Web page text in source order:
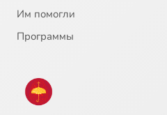
Им помогли
Программы